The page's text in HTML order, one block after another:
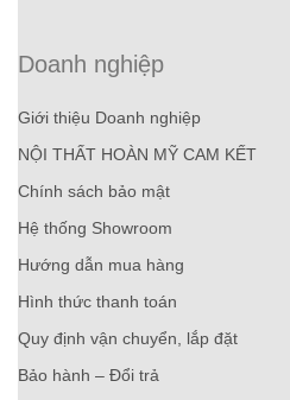
Doanh nghiệp
Giới thiệu Doanh nghiệp
NỘI THẤT HOÀN MỸ CAM KẾT
Chính sách bảo mật
Hệ thống Showroom
Hướng dẫn mua hàng
Hình thức thanh toán
Quy định vận chuyển, lắp đặt
Bảo hành – Đổi trả